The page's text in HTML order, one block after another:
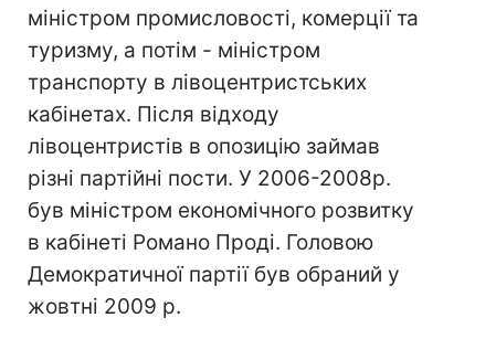
міністром промисловості, комерції та
туризму, а потім - міністром
транспорту в лівоцентристських
кабінетах. Після відходу
лівоцентристів в опозицію займав
різні партійні пости. У 2006-2008р.
був міністром економічного розвитку
в кабінеті Романо Проді. Головою
Демократичної партії був обраний у
жовтні 2009 р.